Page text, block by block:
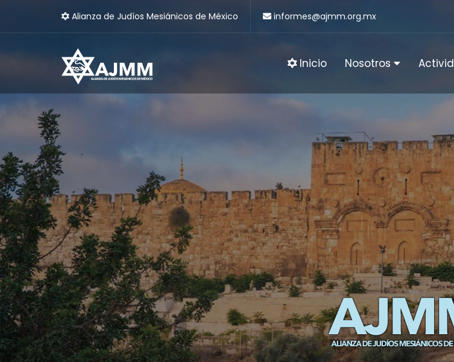
Alianza de Judíos Mesiánicos de México informes@ajmm.org.mx
Inicio Nosotros